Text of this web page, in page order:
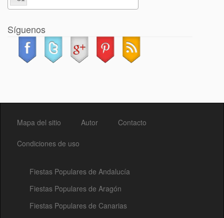
Síguenos
Mapa del sitio Autor Contacto
Condiciones de uso
Fiestas Populares de Andalucía
Fiestas Populares de Aragón
Fiestas Populares de Canarias